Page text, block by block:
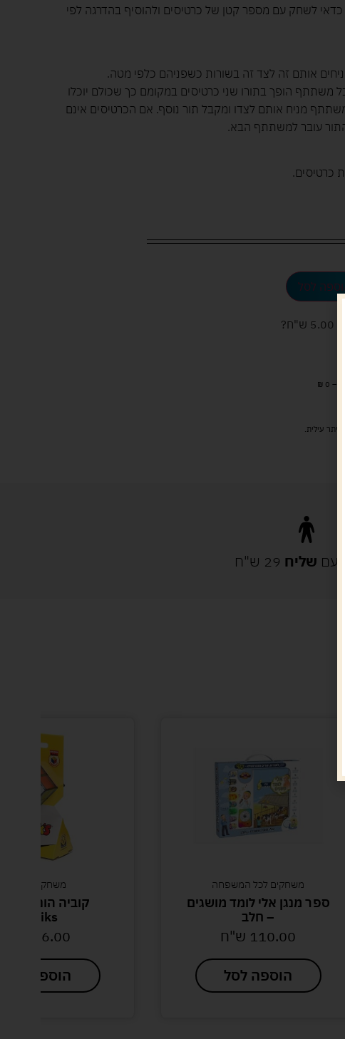
כדאי לשחק עם מספר קטן של כרטיסים ולהוסיף בהדרגה לפי
אותם זה לצד זה בשורות כשפניהם כלפי מטה.
הופך בתורו שני כרטיסים במקומם כך שכולם יוכלו
מניח אותם לצדו ומקבל תור נוסף. אם הכרטיסים אינם
עובר למשתתף הבא.
לסל
5.00 ש"ח ?
עם שליח 29 ש"ח
משחקים לכל המשפחה
ספר מנגן אלי לומד מושגים
– חלב
110.00 ש"ח
הוספה לסל
משחקי קופסא
Rubiks
36.00
הוספה לסל